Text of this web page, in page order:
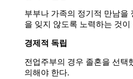
부부나 가족의 정기적 만남을
을 잊지 않도록 노력하는 것이
경제적 독립
전업주부의 경우 졸혼을 선택
의해야 한다.